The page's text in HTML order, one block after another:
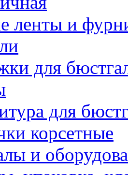
ленты и
для
для
корсетные
и